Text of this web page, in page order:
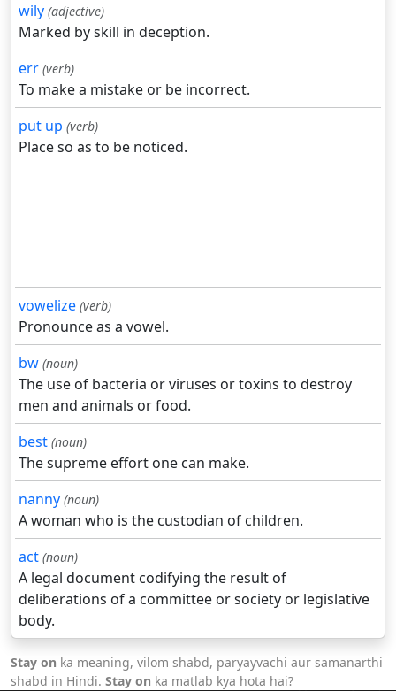
wily (adjective)
Marked by skill in deception.
err (verb)
To make a mistake or be incorrect.
put up (verb)
Place so as to be noticed.
vowelize (verb)
Pronounce as a vowel.
bw (noun)
The use of bacteria or viruses or toxins to destroy
men and animals or food.
best (noun)
The supreme effort one can make.
nanny (noun)
A woman who is the custodian of children.
act (noun)
A legal document codifying the result of
deliberations of a committee or society or legislative
body.
Stay on ka meaning, vilom shabd, paryayvachi aur samanarthi
shabd in Hindi. Stay on ka matlab kya hota hai?